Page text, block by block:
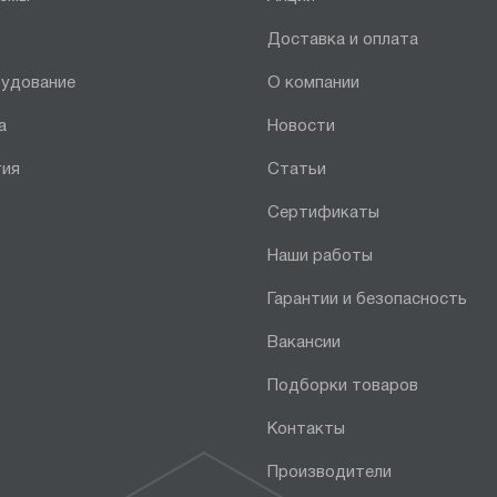
Доставка и оплата
О компании
Новости
Статьи
Сертификаты
Наши работы
Гарантии и безопасность
Вакансии
Подборки товаров
Контакты
Производители